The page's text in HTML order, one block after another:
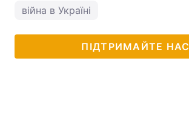
війна в Україні
ПІДТРИМАЙТЕ НАС